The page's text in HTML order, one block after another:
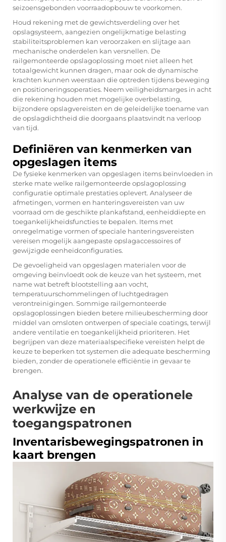
seizoensgebonden voorraadopbouw te voorkomen.
Houd rekening met de gewichtsverdeling over het
opslagsysteem, aangezien ongelijkmatige belasting
stabiliteitsproblemen kan veroorzaken en slijtage aan
mechanische onderdelen kan versnellen. De
railgemonteerde opslagoplossing moet niet alleen het
totaalgewicht kunnen dragen, maar ook de dynamische
krachten kunnen weerstaan die optreden tijdens beweging
en positioneringsoperaties. Neem veiligheidsmarges in acht
die rekening houden met mogelijke overbelasting,
bijzondere opslagvereisten en de geleidelijke toename van
de opslagdichtheid die doorgaans plaatsvindt na verloop
van tijd.
Definiëren van kenmerken van
opgeslagen items
De fysieke kenmerken van opgeslagen items beïnvloeden in
sterke mate welke railgemonteerde opslagoplossing
configuratie optimale prestaties oplevert. Analyseer de
afmetingen, vormen en hanteringsvereisten van uw
voorraad om de geschikte plankafstand, eenheiddiepte en
toegankelijkheidsfuncties te bepalen. Items met
onregelmatige vormen of speciale hanteringsvereisten
vereisen mogelijk aangepaste opslagaccessoires of
gewijzigde eenheidconfiguraties.
De gevoeligheid van opgeslagen materialen voor de
omgeving beïnvloedt ook de keuze van het systeem, met
name wat betreft blootstelling aan vocht,
temperatuurschommelingen of luchtgedragen
verontreinigingen. Sommige railgemonteerde
opslagoplossingen bieden betere milieubescherming door
middel van omsloten ontwerpen of speciale coatings, terwijl
andere ventilatie en toegankelijkheid prioriteren. Het
begrijpen van deze materiaalspecifieke vereisten helpt de
keuze te beperken tot systemen die adequate bescherming
bieden, zonder de operationele efficiëntie in gevaar te
brengen.
Analyse van de operationele
werkwijze en
toegangspatronen
Inventarisbewegingspatronen in
kaart brengen